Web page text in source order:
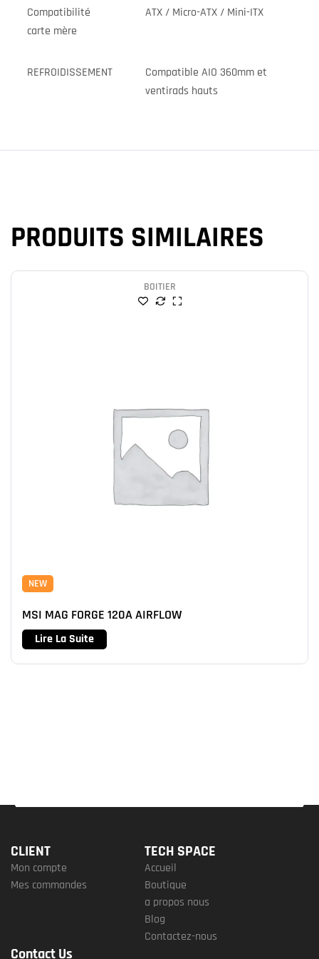
Compatibilité
carte mère
ATX / Micro-ATX / Mini-ITX
REFROIDISSEMENT
Compatible AIO 360mm et
ventirads hauts
PRODUITS SIMILAIRES
BOITIER
NEW
MSI MAG FORGE 120A AIRFLOW
Lire La Suite
CLIENT
Mon compte
Mes commandes
TECH SPACE
Accueil
Boutique
a propos nous
Blog
Contactez-nous
Contact Us